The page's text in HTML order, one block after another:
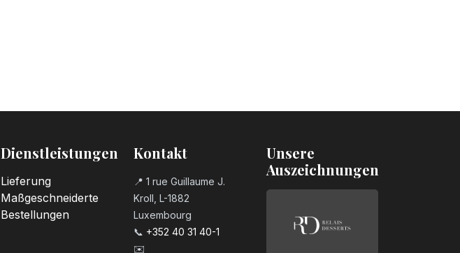
Dienstleistungen
Lieferung
Maßgeschneiderte
Bestellungen
Kontakt
📍 1 rue Guillaume J.
Kroll, L-1882
Luxembourg
📞 +352 40 31 40-1
✉️
Unsere
Auszeichnungen